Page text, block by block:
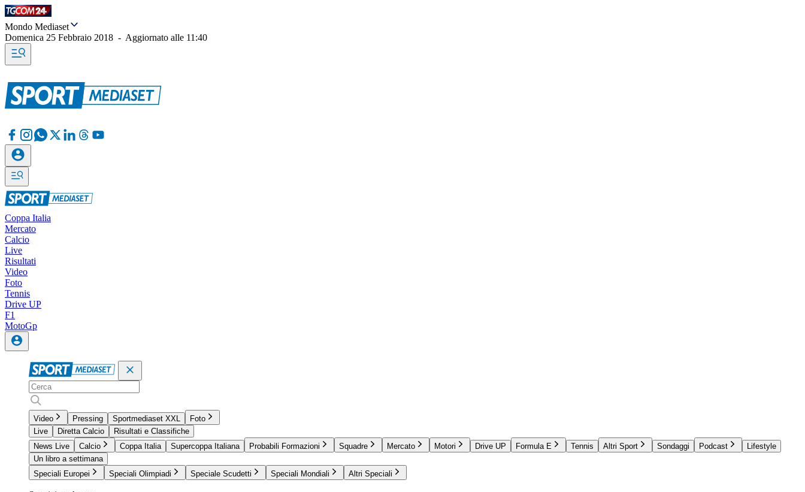
Mondo Mediaset
Domenica 25 Febbraio 2018 - Aggiornato alle 11:40
Coppa Italia
Mercato
Calcio
Live
Risultati
Video
Foto
Tennis
Drive UP
F1
MotoGp
Video Pressing Sportmediaset XXL
Foto
Live
Diretta Calcio
Risultati e Classifiche
News Live
Calcio Coppa Italia Supercoppa Italiana Probabili Formazioni Squadre Mercato Motori Drive UP Formula E Tennis Altri Sport Sondaggi Podcast
Lifestyle
Un libro a settimana
Speciali Europei
Speciali Olimpiadi Speciale Scudetti Speciali Mondiali Altri Speciali